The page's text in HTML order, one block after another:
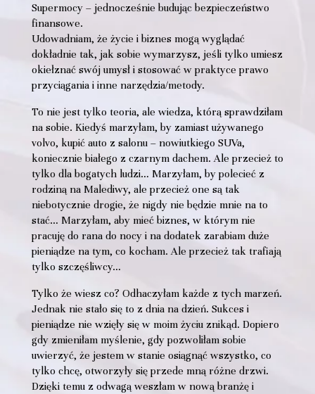
Supermocy – jednocześnie budując bezpieczeństwo
finansowe.
Udowadniam, że życie i biznes mogą wyglądać
dokładnie tak, jak sobie wymarzysz, jeśli tylko umiesz
okiełznać swój umysł i stosować w praktyce prawo
przyciągania i inne narzędzia/metody.
To nie jest tylko teoria, ale wiedza, którą sprawdziłam
na sobie. Kiedyś marzyłam, by zamiast używanego
volvo, kupić auto z salonu – nowiutkiego SUVa,
koniecznie białego z czarnym dachem. Ale przecież to
tylko dla bogatych ludzi… Marzyłam, by polecieć z
rodziną na Malediwy, ale przecież one są tak
niebotycznie drogie, że nigdy nie będzie mnie na to
stać… Marzyłam, aby mieć biznes, w którym nie
pracuję do rana do nocy i na dodatek zarabiam duże
pieniądze na tym, co kocham. Ale przecież tak trafiają
tylko szczęśliwcy…
Tylko że wiesz co? Odhaczyłam każde z tych marzeń.
Jednak nie stało się to z dnia na dzień. Sukces i
pieniądze nie wzięły się w moim życiu znikąd. Dopiero
gdy zmieniłam myślenie, gdy pozwoliłam sobie
uwierzyć, że jestem w stanie osiągnąć wszystko, co
tylko chcę, otworzyły się przede mną różne drzwi.
Dzięki temu z odwagą weszłam w nową branżę i